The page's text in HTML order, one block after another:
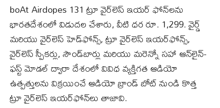
boAt Airdopes 131 ట్రూ వైర్‌లెస్ ఇయర్ ఫోన్‌లను
భారతదేశంలో విడుదల చేశారు, వీటి ధర రూ. 1,299. వైర్డ్
మరియు వైర్‌లెస్ హెడ్‌ఫోన్స్, ట్రూ వైర్‌లెస్ ఇయర్‌ఫోన్స్,
వైర్‌లెస్ స్పీకర్లు, సౌండ్‌బార్లు మరియు మరెన్నో సహా ఆన్‌లైన్-
ఫస్ట్ మోడల్ ద్వారా దేశంలో వివిధ వ్యక్తిగత ఆడియో
ఉత్పత్తులను విక్రయించే ఆడియో బ్రాండ్ బోట్ నుండి కొత్త
ట్రూ వైర్‌లెస్ ఇయర్‌ఫోన్‌లు తాజావి.